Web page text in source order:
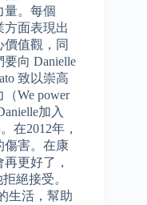
量。每個
方面表現出
值觀，同
向 Danielle
致以崇高
We power
加入
在2012年，
傷害。在康
更好了，
絕接受。
生活，幫助